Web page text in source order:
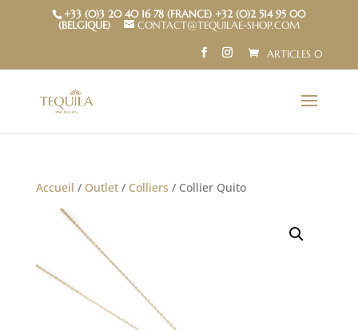
+33 (0)3 20 40 16 78 (FRANCE) +32 (0)2 514 95 00
(BELGIQUE)
CONTACT@TEQUILAE-SHOP.COM
ARTICLES 0
Accueil / Outlet/ Colliers / Collier Quito